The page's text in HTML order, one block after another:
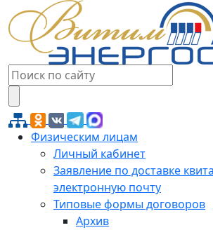
Физическим лицам
Личный кабинет
Заявление по доставке
электронную почту
Типовые формы договоров
Архив